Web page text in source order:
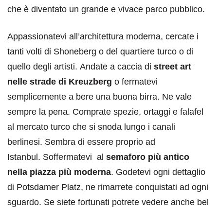
che è diventato un grande e vivace parco pubblico.
Appassionatevi all’architettura moderna, cercate i
tanti volti di Shoneberg o del quartiere turco o di
quello degli artisti. Andate a caccia di street art
nelle strade di Kreuzberg o fermatevi
semplicemente a bere una buona birra. Ne vale
sempre la pena. Comprate spezie, ortaggi e falafel
al mercato turco che si snoda lungo i canali
berlinesi. Sembra di essere proprio ad
Istanbul. Soffermatevi al semaforo più antico
nella piazza più moderna. Godetevi ogni dettaglio
di Potsdamer Platz, ne rimarrete conquistati ad ogni
sguardo. Se siete fortunati potrete vedere anche bel